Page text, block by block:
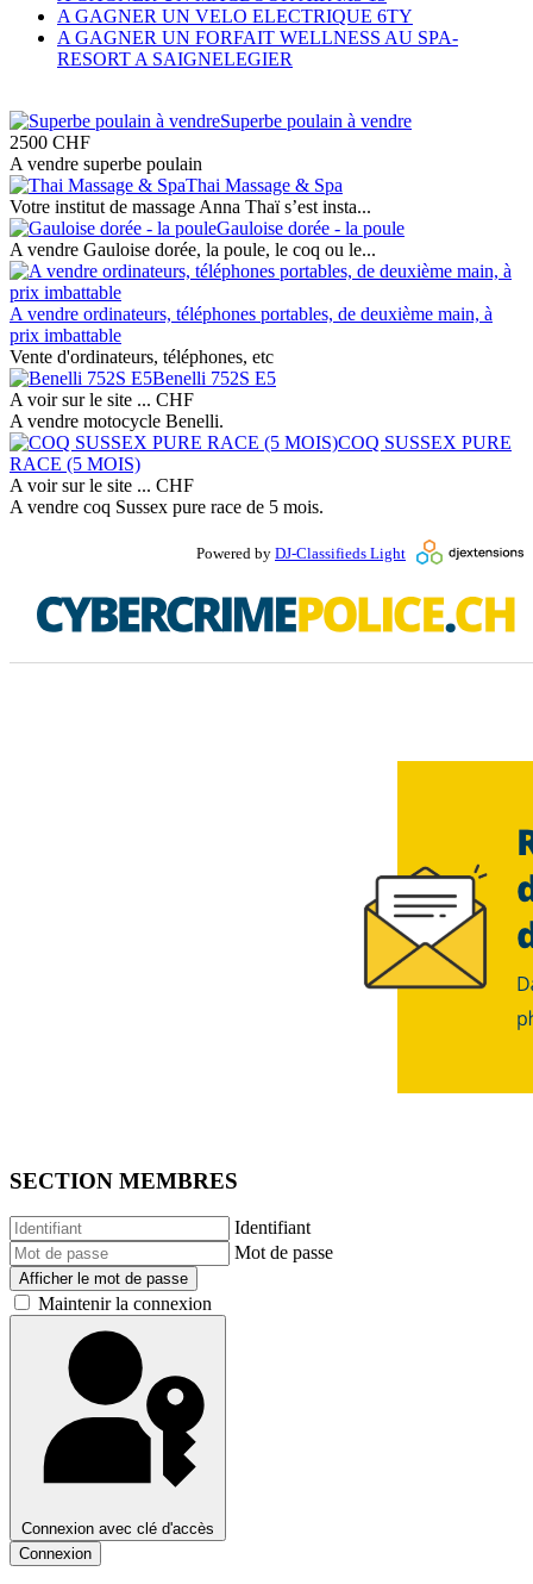
A GAGNER UN VELO ELECTRIQUE 6TY
A GAGNER UN FORFAIT WELLNESS AU SPA-
RESORT A SAIGNELEGIER
Superbe poulain à vendre
2500 CHF
A vendre superbe poulain
Thai Massage & Spa
Votre institut de massage Anna Thaï s’est insta...
Gauloise dorée - la poule
A vendre Gauloise dorée, la poule, le coq ou le...
A vendre ordinateurs, téléphones portables, de deuxième main, à
prix imbattable
Vente d'ordinateurs, téléphones, etc
Benelli 752S E5
A voir sur le site ... CHF
A vendre motocycle Benelli.
COQ SUSSEX PURE
RACE (5 MOIS)
A voir sur le site ... CHF
A vendre coq Sussex pure race de 5 mois.
Powered by DJ-Classifieds Light
SECTION MEMBRES
Identifiant
Mot de passe
Afficher le mot de passe
Maintenir la connexion
Connexion avec clé d'accès
Connexion